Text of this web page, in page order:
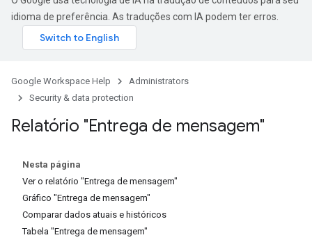
idioma de preferência. As traduções com IA podem ter erros.
Google Workspace Help
Administrators
Security & data protection
Relatório "Entrega de mensagem"
Nesta página
Ver o relatório "Entrega de mensagem"
Gráfico "Entrega de mensagem"
Comparar dados atuais e históricos
Tabela "Entrega de mensagem"